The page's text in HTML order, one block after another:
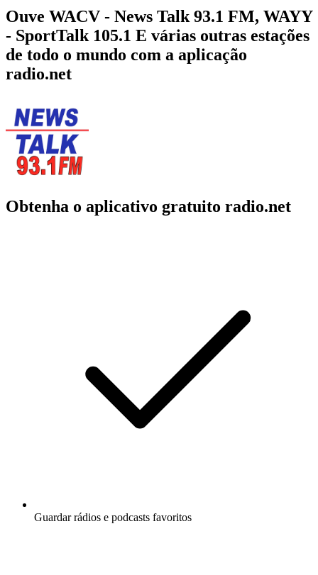
Ouve WACV - News Talk 93.1 FM, WAYY
- SportTalk 105.1 E várias outras estações
de todo o mundo com a aplicação
radio.net
Obtenha o aplicativo gratuito radio.net
Guardar rádios e podcasts favoritos